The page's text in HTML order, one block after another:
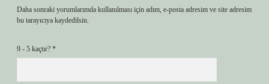
Daha sonraki yorumlarımda kullanılması için adım, e-posta adresim ve site adresim
bu tarayıcıya kaydedilsin.
9 - 5 kaçtır? *